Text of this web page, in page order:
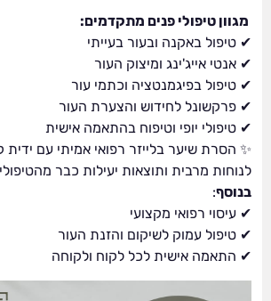
מגוון טיפולי פנים מתקדמים:
✔ טיפול באקנה ובעור בעייתי
✔ אנטי אייג'ינג ומיצוק העור
✔ טיפול בפיגמנטציה וכתמי עור
✔ פרקשונל לחידוש והצערת העור
✔ טיפולי יופי וטיפוח בהתאמה אישית
✨ הסרת שיער בלייזר רפואי אמיתי עם
לנוחות מרבית ותוצאות יעילות כבר
בנוסף:
✔ עיסוי רפואי מקצועי
✔ טיפול עמוק לשיקום והזנת העור
✔ התאמה אישית לכל לקוח ולקוחה